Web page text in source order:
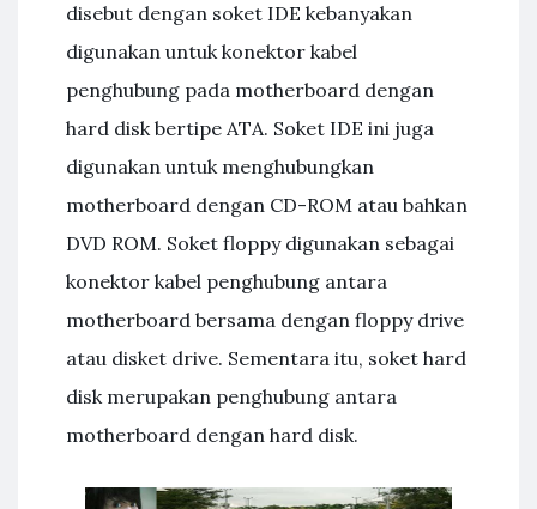
disebut dengan soket IDE kebanyakan
digunakan untuk konektor kabel
penghubung pada motherboard dengan
hard disk bertipe ATA. Soket IDE ini juga
digunakan untuk menghubungkan
motherboard dengan CD-ROM atau bahkan
DVD ROM. Soket floppy digunakan sebagai
konektor kabel penghubung antara
motherboard bersama dengan floppy drive
atau disket drive. Sementara itu, soket hard
disk merupakan penghubung antara
motherboard dengan hard disk.